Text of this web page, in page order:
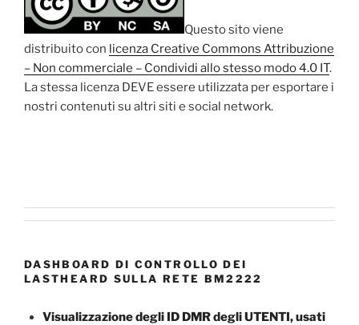
Questo sito viene
distribuito con licenza Creative Commons Attribuzione
– Non commerciale – Condividi allo stesso modo 4.0 IT.
La stessa licenza DEVE essere utilizzata per esportare i
nostri contenuti su altri siti e social network.
DASHBOARD DI CONTROLLO DEI
LASTHEARD SULLA RETE BM2222
Visualizzazione degli ID DMR degli UTENTI, usati